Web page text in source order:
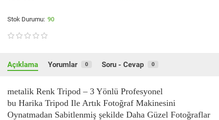
90
Açıklama Yorumlar 0 Soru - Cevap 0
metalik Renk Tripod – 3 Yönlü Profesyonel
bu Harika Tripod Ile Artık Fotoğraf Makinesini
Oynatmadan Sabitlenmiş şekilde Daha Güzel Fotoğraflar